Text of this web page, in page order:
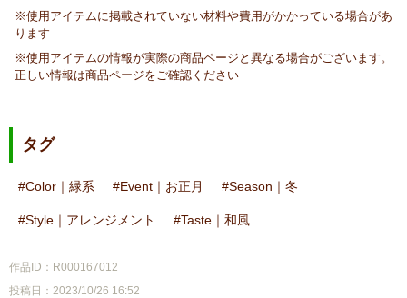
※使用アイテムに掲載されていない材料や費用がかかっている場合があ
ります
※使用アイテムの情報が実際の商品ページと異なる場合がございます。
正しい情報は商品ページをご確認ください
タグ
Color｜緑系 Event｜お正月 Season｜冬
Style｜アレンジメント Taste｜和風
作品ID：R000167012
投稿日：2023/10/26 16:52